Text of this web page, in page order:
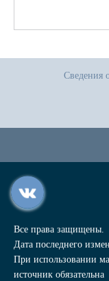
Сведения
Все права защищены.
Дата последнего
При использовании
источник обязательна